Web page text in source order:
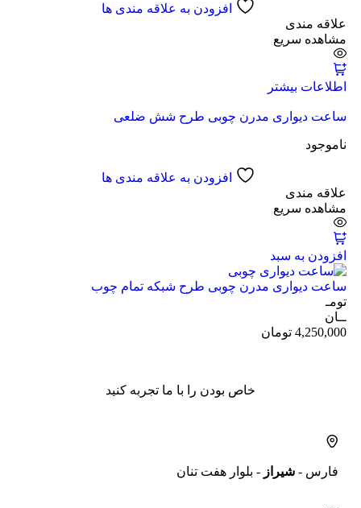
افزودن به علاقه مندی ها
علاقه مندی
مشاهده سریع
اطلاعات بیشتر
ساعت دیواری مدرن چوبی طرح شش ضلعی
ناموجود
افزودن به علاقه مندی ها
علاقه مندی
مشاهده سریع
افزودن به سبد
ساعت دیواری مدرن چوبی طرح شبکه تمام چوب
تومـ
ــان
4,250,000 تومان
خاص بودن را با ما تجربه کنید
فارس - شیراز - بلوار هفت تنان